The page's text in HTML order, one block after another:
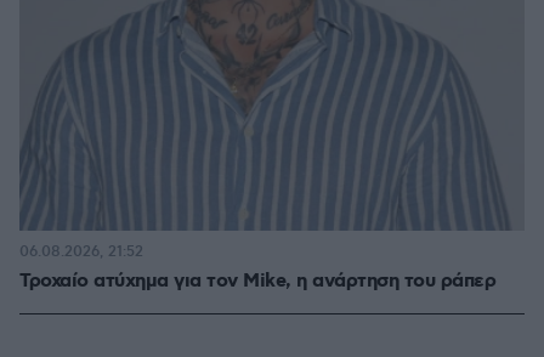
Τροχαίο ατύχημα για τον Mike, η ανάρτηση του ράπερ
06.08.2026, 21:52